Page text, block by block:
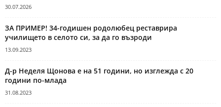
30.07.2026
ЗА ПРИМЕР! 34-годишен родолюбец реставрира
училището в селото си, за да го възроди
13.09.2023
Д-р Неделя Щонова е на 51 години, но изглежда с 20
години по-млада
31.08.2023